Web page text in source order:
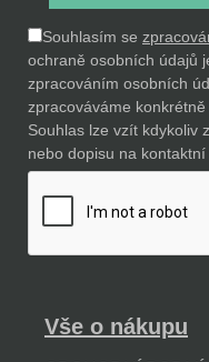
Souhlasím se
ochraně osobních údajů
zpracováním osobních
zpracováváme
Souhlas lze vzít kdykoliv
nebo dopisu na
Vše o nákupu